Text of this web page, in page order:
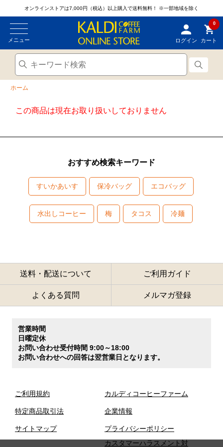
オンラインストアは7,000円（税込）以上購入で送料無料！ ※一部地域を除く
メニュー ログイン
0
カート
ホーム
この商品は現在お取り扱いしておりません
おすすめ検索キーワード
すいかあいす 保冷バッグ エコバッグ
水出しコーヒー 梅 タコス 冷麺
送料・配送について ご利用ガイド
よくある質問 メルマガ登録
営業時間
日曜定休
お問い合わせ受付時間 9:00～18:00
お問い合わせへの回答は翌営業日となります。
ご利用規約
特定商品取引法
サイトマップ
カルディコーヒーファーム
企業情報
プライバシーポリシー
カスタマーハラスメント対